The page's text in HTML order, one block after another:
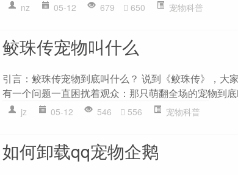
nz 05-12 679 650 宠物科普
鲛珠传宠物叫什么
引言：鲛珠传宠物到底叫什么？ 说到《鲛珠传》，大
有一个问题一直困扰着观众：那只萌翻全场的宠物到
jz 05-12 546 556 宠物科普
如何卸载qq宠物企鹅